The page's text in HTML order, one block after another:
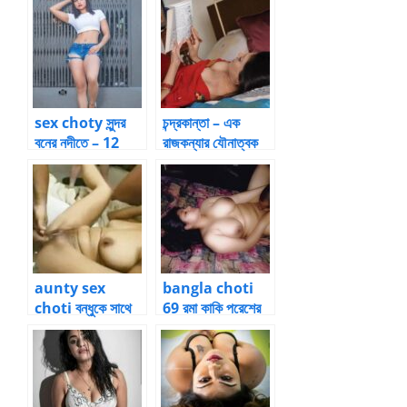
sex choty সুন্দর
বনের নদীতে – 12
চন্দ্রকান্তা – এক
রাজকন্যার যৌনাত্বক
জীবনশৈলী [৮]
aunty sex
choti বন্ধুকে সাথে
নিয়ে বন্ধুর মাকে চোদা
by monen
bangla choti
69 রমা কাকি পরেশের
লম্বা ধোনটা চুষে
দিয়েছে